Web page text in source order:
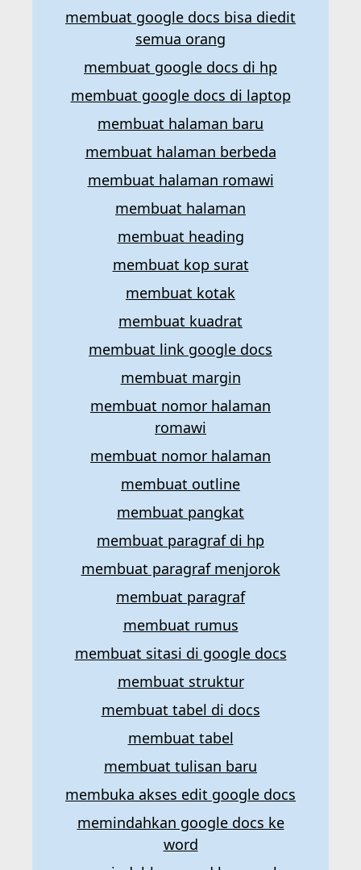
membuat google docs bisa diedit
semua orang
membuat google docs di hp
membuat google docs di laptop
membuat halaman baru
membuat halaman berbeda
membuat halaman romawi
membuat halaman
membuat heading
membuat kop surat
membuat kotak
membuat kuadrat
membuat link google docs
membuat margin
membuat nomor halaman
romawi
membuat nomor halaman
membuat outline
membuat pangkat
membuat paragraf di hp
membuat paragraf menjorok
membuat paragraf
membuat rumus
membuat sitasi di google docs
membuat struktur
membuat tabel di docs
membuat tabel
membuat tulisan baru
membuka akses edit google docs
memindahkan google docs ke
word